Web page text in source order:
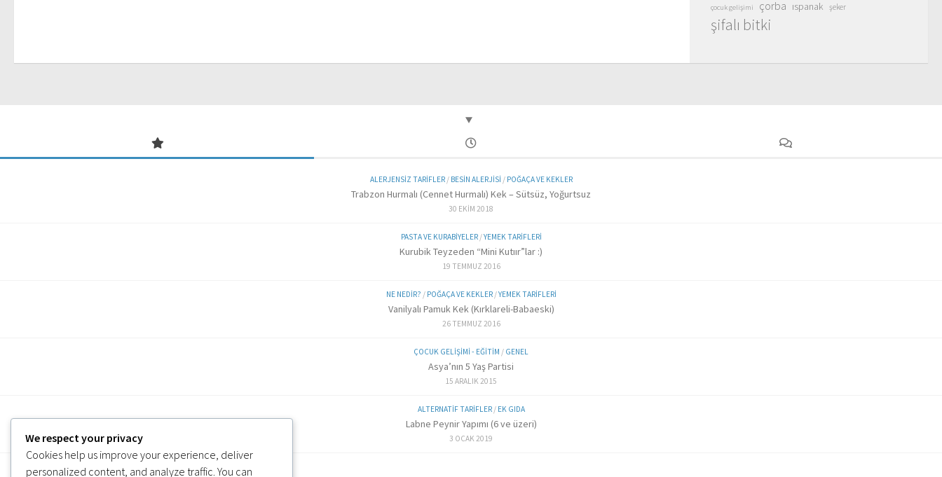
çocuk gelişimi çorba ıspanak şeker
şifalı bitki
ALERJENSIZ TARIFLER/ BESIN ALERJISI / POĞAÇA VE KEKLER
Trabzon Hurmalı (Cennet Hurmalı) Kek – Sütsüz, Yoğurtsuz
30 EKIM 2018
PASTA VE KURABIYELER/YEMEK TARIFLERI
Kurubik Teyzeden “Mini Kutıır”lar :)
19 TEMMUZ 2016
NE NEDIR? / POĞAÇA VE KEKLER/YEMEK TARIFLERI
Vanilyalı Pamuk Kek (Kırklareli-Babaeski)
26 TEMMUZ 2016
ÇOCUK GELIŞIMI - EĞITIM / GENEL
Asya’nın 5 Yaş Partisi
15 ARALIK 2015
ALTERNATIF TARIFLER/ EK GIDA
Labne Peynir Yapımı (6 ve üzeri)
3 OCAK 2019
We respect your privacy
Cookies help us improve your experience, deliver
personalized content, and analyze traffic. You can